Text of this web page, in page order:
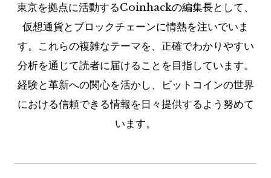
東京を拠点に活動するCoinhackの編集長として、
仮想通貨とブロックチェーンに情熱を注いでいま
す。これらの複雑なテーマを、正確でわかりやすい
分析を通じて読者に届けることを目指しています。
経験と革新への関心を活かし、ビットコインの世界
における信頼できる情報を日々提供するよう努めて
います。